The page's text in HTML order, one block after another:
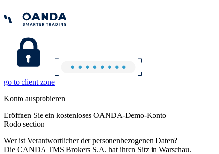
go to client zone
Konto ausprobieren
Eröffnen Sie ein kostenloses OANDA-Demo-Konto
Rodo section
Wer ist Verantwortlicher der personenbezogenen Daten?
Die OANDA TMS Brokers S.A. hat ihren Sitz in Warschau.